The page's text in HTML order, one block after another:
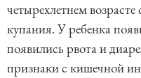
четырехлетнем
купания. У ребенка
появились рвота и
признаки с кишечной